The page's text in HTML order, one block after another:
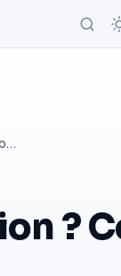
Est-ce que je charge assez en musculation ? Comment savoir
?